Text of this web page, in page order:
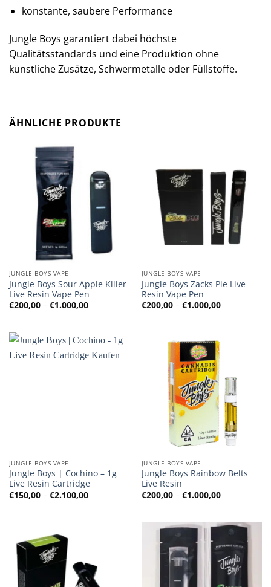
konstante, saubere Performance
Jungle Boys garantiert dabei höchste
Qualitätsstandards und eine Produktion ohne
künstliche Zusätze, Schwermetalle oder Füllstoffe.
ÄHNLICHE PRODUKTE
JUNGLE BOYS VAPE
Jungle Boys Sour Apple Killer
Live Resin Vape Pen
€200,00 – €1.000,00Preisspanne:
€200,00
JUNGLE BOYS VAPE
Jungle Boys Zacks Pie Live
Resin Vape Pen
€200,00 – €1.000,00
€200,00
JUNGLE BOYS VAPE
Jungle Boys | Cochino – 1g
Live Resin Cartridge
€150,00 – €2.100,00Preisspanne:
€150,00
JUNGLE BOYS VAPE
Jungle Boys Rainbow Belts
Live Resin
€200,00 – €1.000,00
€200,00